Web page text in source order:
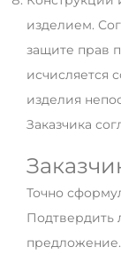
изделием.
защите прав
исчисляется
изделия
Заказчика
Точно
Подтвердить
предложение.